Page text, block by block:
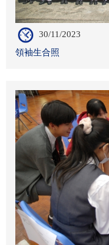
30/11/2023
領袖生合照